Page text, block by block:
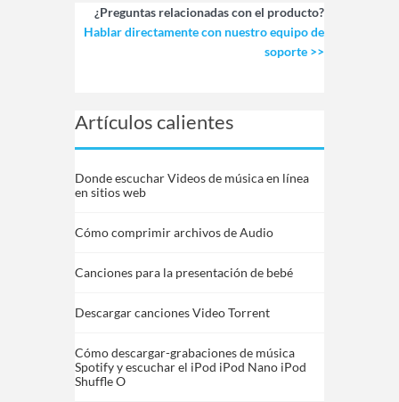
¿Preguntas relacionadas con el producto?
Hablar directamente con nuestro equipo de
soporte >>
Artículos calientes
Donde escuchar Videos de música en línea
en sitios web
Cómo comprimir archivos de Audio
Canciones para la presentación de bebé
Descargar canciones Video Torrent
Cómo descargar-grabaciones de música
Spotify y escuchar el iPod iPod Nano iPod
Shuffle O